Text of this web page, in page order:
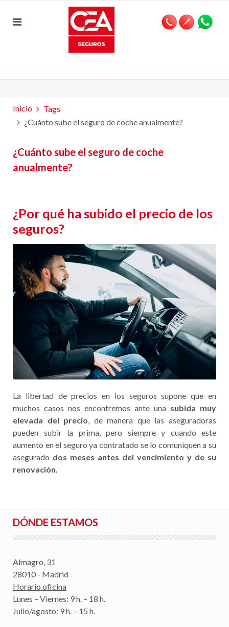
Inicio
Tags
¿Cuánto sube el seguro de coche anualmente?
¿Cuánto sube el seguro de coche
anualmente?
¿Por qué ha subido el precio de los
seguros?
La libertad de precios en los seguros supone que en
muchos casos nos encontremos ante una subida muy
elevada del precio, de manera que las aseguradoras
pueden subir la prima, pero siempre y cuando este
aumento en el seguro ya contratado se lo comuniquen a su
asegurado dos meses antes del vencimiento y de su
renovación.
DÓNDE ESTAMOS
Almagro, 31
28010 - Madrid
Horario oficina
Lunes – Viernes: 9 h. – 18 h.
Julio/agosto: 9 h. – 15 h.